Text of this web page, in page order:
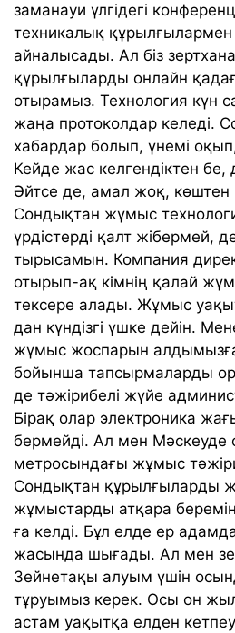
заманауи үлгідегі
техникалық
айналысады. Ал біз
құрылғыларды онлайн
отырамыз. Технология күн
жаңа протоколдар келеді.
хабардар болып, үнемі
Кейде жас келгендіктен
Әйтсе де, амал жоқ, көштен
Сондықтан жұмыс
үрдістерді қалт жібермей,
тырысамын. Компания
отырып-ақ кімнің қалай
тексере алады. Жұмыс
дан күндізгі үшке дейін.
жұмыс жоспарын алдымызға
бойынша тапсырмаларды
де тәжірибелі жүйе
Бірақ олар электроника
бермейді. Ал мен Мәскеуде
метросындағы жұмыс
Сондықтан құрылғыларды
жұмыстарды атқара
ға келді. Бұл елде ер
жасында шығады. Ал мен
Зейнетақы алуым үшін
тұруымыз керек. Осы он
астам уақытқа елден кетпеу